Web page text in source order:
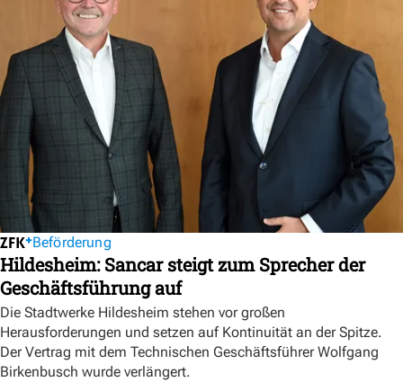
Beförderung
Hildesheim: Sancar steigt zum Sprecher der
Geschäftsführung auf
Die Stadtwerke Hildesheim stehen vor großen
Herausforderungen und setzen auf Kontinuität an der Spitze.
Der Vertrag mit dem Technischen Geschäftsführer Wolfgang
Birkenbusch wurde verlängert.